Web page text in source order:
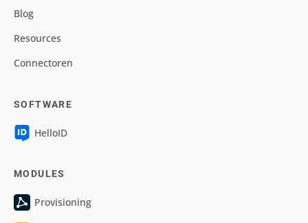
Blog
Resources
Connectoren
SOFTWARE
HelloID
MODULES
Provisioning